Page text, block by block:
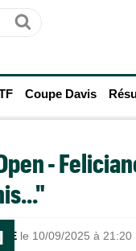
Ok
Coupe Davis
-
le 10/09/2025 à 21:20